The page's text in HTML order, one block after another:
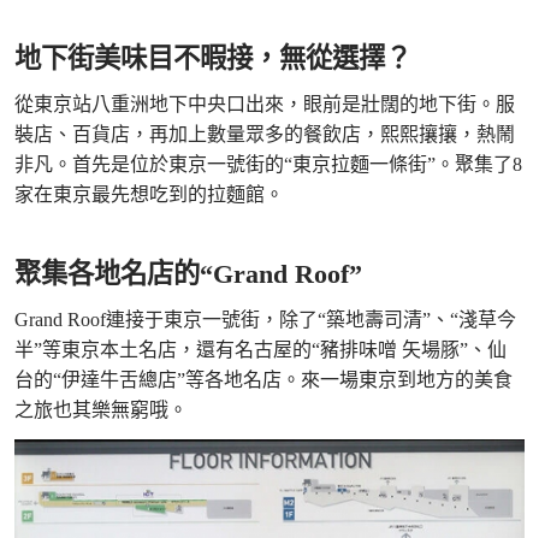
地下街美味目不暇接，無從選擇？
從東京站八重洲地下中央口出來，眼前是壯闊的地下街。服
裝店、百貨店，再加上數量眾多的餐飲店，熙熙攘攘，熱鬧
非凡。首先是位於東京一號街的“東京拉麵一條街”。聚集了8
家在東京最先想吃到的拉麵館。
聚集各地名店的“Grand Roof”
Grand Roof連接于東京一號街，除了“築地壽司清”、“淺草今
半”等東京本土名店，還有名古屋的“豬排味噌 矢場豚”、仙
台的“伊達牛舌總店”等各地名店。來一場東京到地方的美食
之旅也其樂無窮哦。